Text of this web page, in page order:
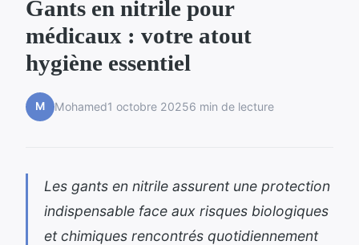
Gants en nitrile pour
médicaux : votre atout
hygiène essentiel
M Mohamed1 octobre 20256 min de lecture
Les gants en nitrile assurent une protection
indispensable face aux risques biologiques
et chimiques rencontrés quotidiennement